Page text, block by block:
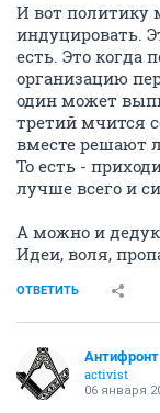
И вот политику
индуцировать.
есть. Это когда
организацию
один может
третий мчится
вместе решают
То есть -
лучше всего и
А можно и
Идеи, воля,
ОТВЕТИТЬ
Антифронт
activist
06 января